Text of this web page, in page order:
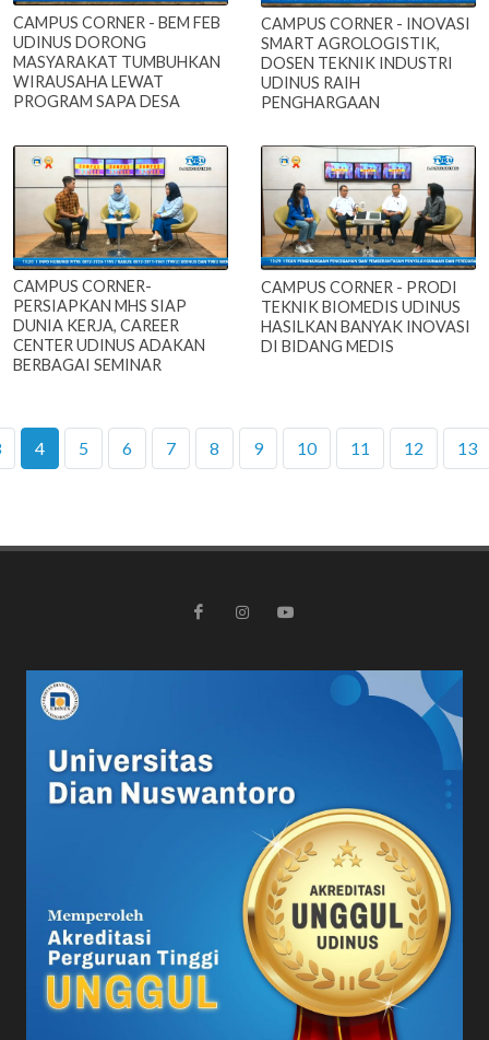
CAMPUS CORNER - BEM FEB
UDINUS DORONG
MASYARAKAT TUMBUHKAN
WIRAUSAHA LEWAT
PROGRAM SAPA DESA
CAMPUS CORNER - INOVASI
SMART AGROLOGISTIK,
DOSEN TEKNIK INDUSTRI
UDINUS RAIH
PENGHARGAAN
CAMPUS CORNER-
PERSIAPKAN MHS SIAP
DUNIA KERJA, CAREER
CENTER UDINUS ADAKAN
BERBAGAI SEMINAR
CAMPUS CORNER - PRODI
TEKNIK BIOMEDIS UDINUS
HASILKAN BANYAK INOVASI
DI BIDANG MEDIS
4 5 6 7 8 9 10 11 12 13